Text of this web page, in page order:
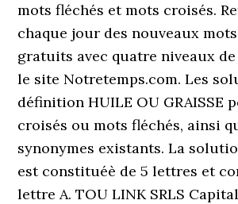
mots fléchés et mots croisés.
chaque jour des nouveaux
gratuits avec quatre niveaux
le site Notretemps.com. Les
définition HUILE OU GRAISSE
croisés ou mots fléchés, ainsi
synonymes existants. La
est constituéè de 5 lettres et
lettre A. TOU LINK SRLS